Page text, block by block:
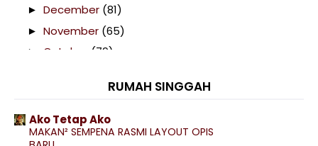
► December (81)
► November (65)
► October (79)
(132)
▼ July(123)
LIRIK, MAKNA, CHORD DAN MUZIK VIDEO LAGU
RUMAH SINGGAH
Ako Tetap Ako
MAKAN² SEMPENA RASMI LAYOUT OPIS